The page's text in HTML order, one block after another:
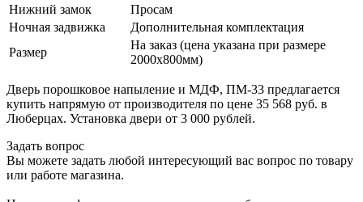
Нижний замок
Просам
Ночная задвижка
Дополнительная комплектация
Размер
На заказ (цена указана при размере
2000х800мм)
Дверь порошковое напыление и МДФ, ПМ-33 предлагается
купить напрямую от производителя по цене 35 568 руб. в
Люберцах. Установка двери от 3 000 рублей.
Задать вопрос
Вы можете задать любой интересующий вас вопрос по товару
или работе магазина.